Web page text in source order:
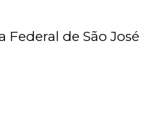
Federal de São José